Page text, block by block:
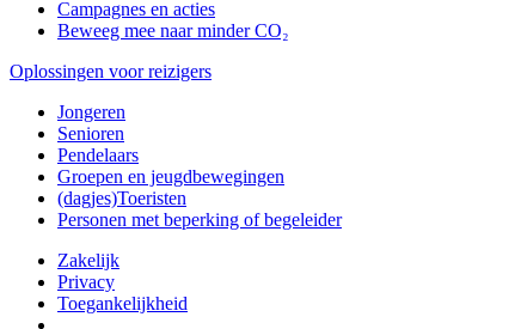
Campagnes en acties
Beweeg mee naar minder CO₂
Oplossingen voor reizigers
Jongeren
Senioren
Pendelaars
Groepen en jeugdbewegingen
(dagjes)Toeristen
Personen met beperking of begeleider
Zakelijk
Privacy
Toegankelijkheid